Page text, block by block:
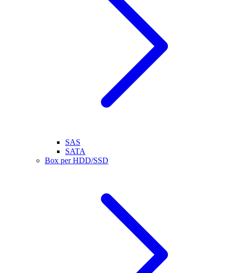
SAS
SATA
Box per HDD/SSD